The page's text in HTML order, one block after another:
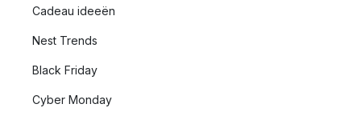
Cadeau ideeën
Nest Trends
Black Friday
Cyber Monday